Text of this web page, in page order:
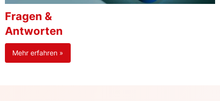
Fragen &
Antworten
Mehr erfahren »